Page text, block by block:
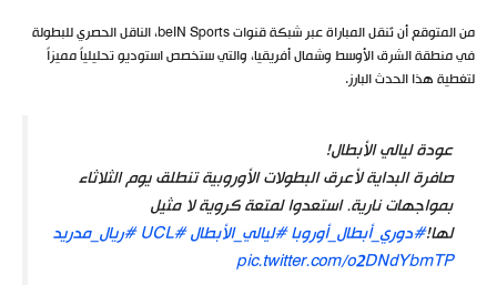
من المتوقع أن تُنقل المباراة عبر شبكة قنوات beIN Sports، الناقل الحصري للبطولة
في منطقة الشرق الأوسط وشمال أفريقيا، والتي ستخصص استوديو تحليلياً مميزاً
لتغطية هذا الحدث البارز.
عودة ليالي الأبطال!
صافرة البداية لأعرق البطولات الأوروبية تنطلق يوم الثلاثاء
بمواجهات نارية. استعدوا لمتعة كروية لا مثيل
لها!#دوري_أبطال_أوروبا#ليالي_الأبطال#UCL
#ريال_مدريد
pic.twitter.com/o2DNdYbmTP